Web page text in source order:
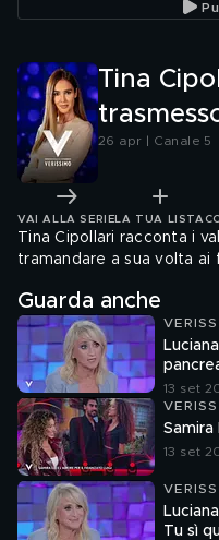
Tina
26 apr | Canale 5
VAI ALLA SERIE LA TUA LISTA
Tina Cipollari racconta i
tramandare a sua volta ai
Guarda anche
13 set
Samira
13 set
Tu sì